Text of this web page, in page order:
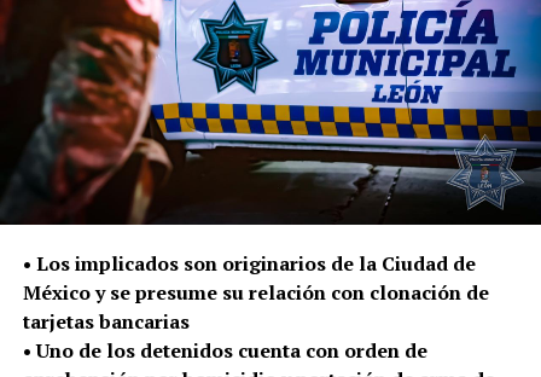
• Los implicados son originarios de la Ciudad de
México y se presume su relación con clonación de
tarjetas bancarias
• Uno de los detenidos cuenta con orden de